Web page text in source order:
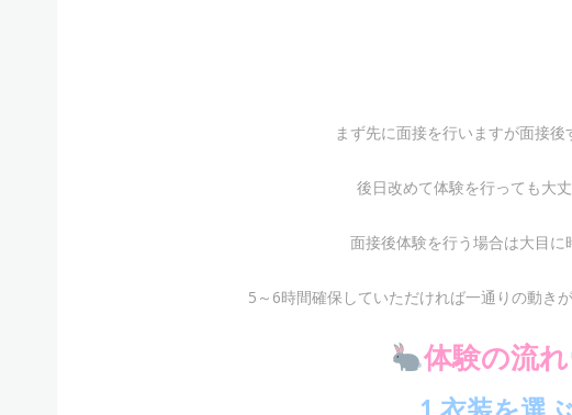
まず先に面接を行いますが面接後
後日改めて体験を行っても大
面接後体験を行う場合は大目に
5～6時間確保していただければ一通りの動き
体験の流れ